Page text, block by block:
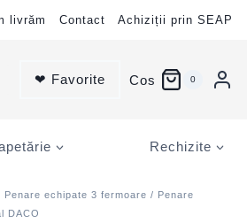
livrăm Contact Achiziții prin SEAP
❤ Favorite Cos 0
Rechizite
Penare echipate 3 fermoare / Penare
DACO